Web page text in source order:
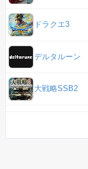
ドラクエ3
デルタルーン
大戦略SSB2